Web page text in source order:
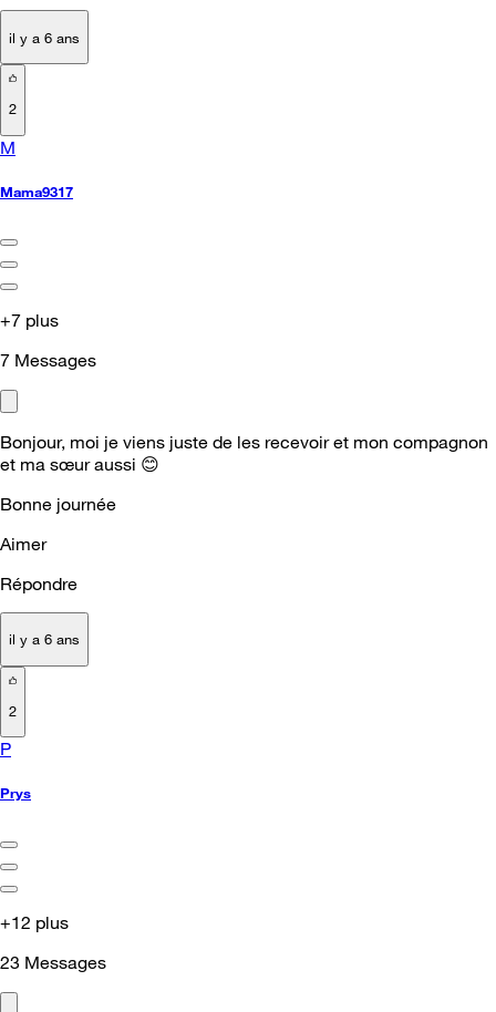
il y a 6 ans
2
M
Mama9317
+7 plus
7 Messages
Bonjour, moi je viens juste de les recevoir et mon compagnon
et ma sœur aussi 😊
Bonne journée
Aimer
Répondre
il y a 6 ans
2
P
Prys
+12 plus
23 Messages